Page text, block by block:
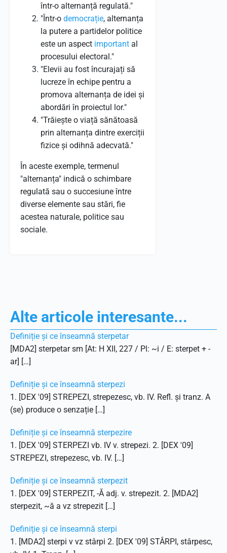
într-o alternanță regulată."
"Într-o democrație, alternanța
la putere a partidelor politice
este un aspect important al
procesului electoral."
"Elevii au fost încurajați să
lucreze în echipe pentru a
promova alternanța de idei și
abordări în proiectul lor."
"Trăiește o viață sănătoasă
prin alternanța dintre exerciții
fizice și odihnă adecvată."
În aceste exemple, termenul
"alternanța" indică o schimbare
regulată sau o succesiune între
diverse elemente sau stări, fie
acestea naturale, politice sau
sociale.
Alte articole interesante...
Definiție și ce înseamnă sterpetar
[MDA2] sterpetar sm [At: H XII, 227 / Pl: ~i / E: sterpet + -
ar] […]
Definiție și ce înseamnă sterpezi
1. [DEX '09] STREPEZI, strepezesc, vb. IV. Refl. și tranz. A
(se) produce o senzație […]
Definiție și ce înseamnă sterpezire
1. [DEX '09] STERPEZI vb. IV v. strepezi. 2. [DEX '09]
STREPEZI, strepezesc, vb. IV. […]
Definiție și ce înseamnă sterpezit
1. [DEX '09] STERPEZIT, -Ă adj. v. strepezit. 2. [MDA2]
sterpezit, ~ă a vz strepezit […]
Definiție și ce înseamnă sterpi
1. [MDA2] sterpi v vz stârpi 2. [DEX '09] STÂRPI, stârpesc,